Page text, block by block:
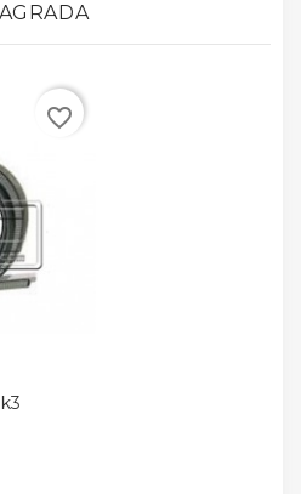
favorite_border